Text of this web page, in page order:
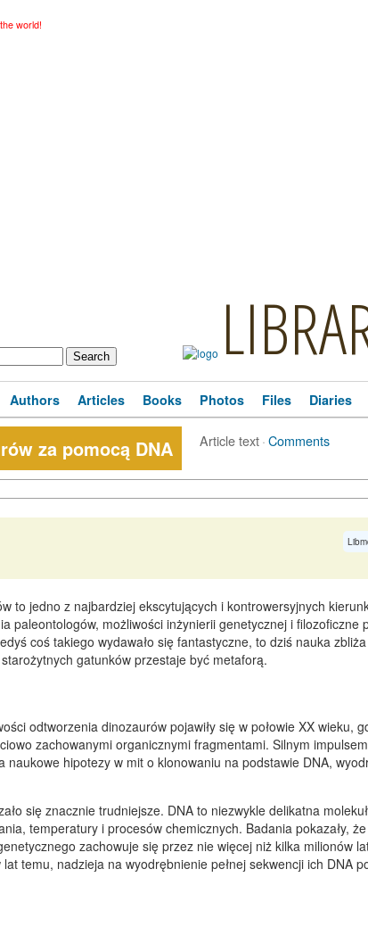
world!
Authors Articles Books Photos Files Diaries
za pomocą DNA Article text·Comments
to jedno z najbardziej ekscytujących i kontrowersyjnych
paleontologów, możliwości inżynierii genetycznej i filozoficzne
coś takiego wydawało się fantastyczne, to dziś nauka
gatunków przestaje być metaforą.
odtworzenia dinozaurów pojawiły się w połowie XX wieku,
zachowanymi organicznymi fragmentami. Silnym
naukowe hipotezy w mit o klonowaniu na podstawie DNA,
się znacznie trudniejsze. DNA to niezwykle delikatna
temperatury i procesów chemicznych. Badania pokazały,
zachowuje się przez nie więcej niż kilka milionów
temu, nadzieja na wyodrębnienie pełnej sekwencji ich DNA